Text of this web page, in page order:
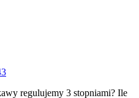
regulujemy 3 stopniami? Ile